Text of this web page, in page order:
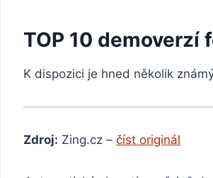
TOP 10 demoverzí
K dispozici je hned několik
Zdroj: Zing.cz – číst originál